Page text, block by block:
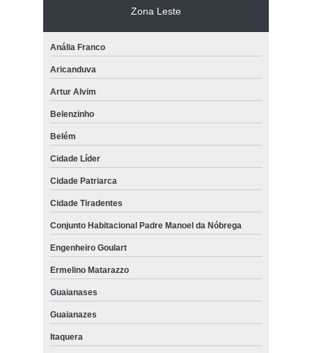
Zona Leste
Anália Franco
Aricanduva
Artur Alvim
Belenzinho
Belém
Cidade Líder
Cidade Patriarca
Cidade Tiradentes
Conjunto Habitacional Padre Manoel da Nóbrega
Engenheiro Goulart
Ermelino Matarazzo
Guaianases
Guaianazes
Itaquera